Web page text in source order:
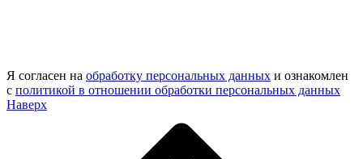
Я согласен на обработку персональных данных и ознакомлен
с политикой в отношении обработки персональных данных
Наверх